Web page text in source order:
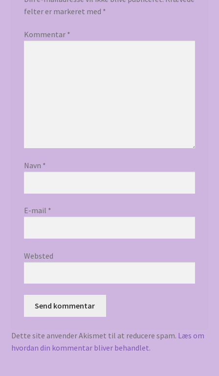
felter er markeret med *
Kommentar *
Navn *
E-mail *
Websted
Dette site anvender Akismet til at reducere spam. Læs om
hvordan din kommentar bliver behandlet.